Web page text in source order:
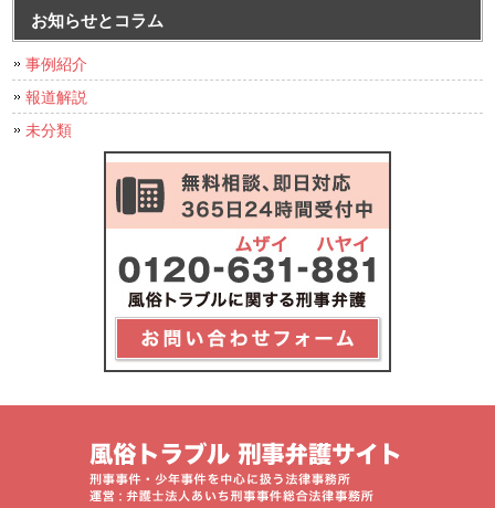
お知らせとコラム
事例紹介
報道解説
未分類